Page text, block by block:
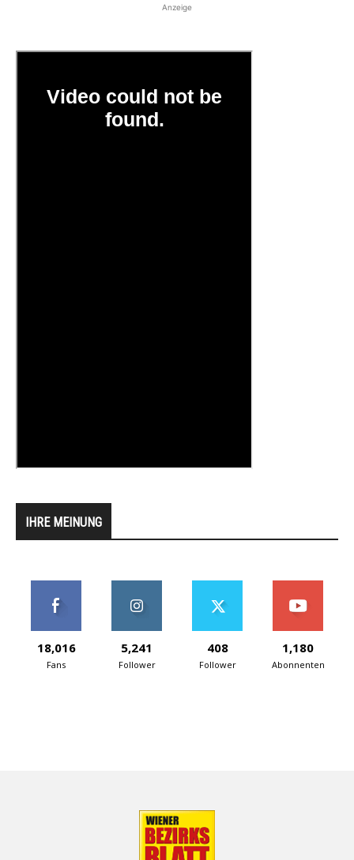
Anzeige
IHRE MEINUNG
18,016
Fans
5,241
Follower
408
Follower
1,180
Abonnenten